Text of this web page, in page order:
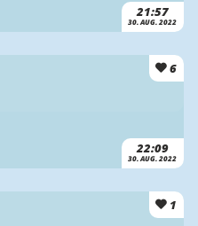
21:57
30. AUG. 2022
6
22:09
30. AUG. 2022
1